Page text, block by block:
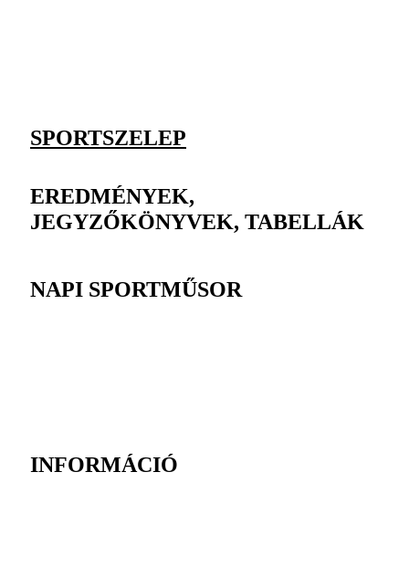
SPORTSZELEP
EREDMÉNYEK,
JEGYZŐKÖNYVEK, TABELLÁK
NAPI SPORTMŰSOR
INFORMÁCIÓ